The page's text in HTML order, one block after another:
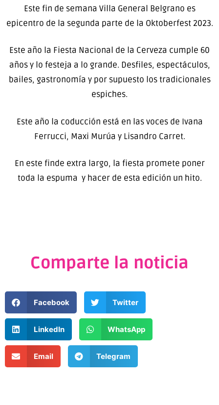
Este fin de semana Villa General Belgrano es
epicentro de la segunda parte de la Oktoberfest 2023.
Este año la Fiesta Nacional de la Cerveza cumple 60
años y lo festeja a lo grande. Desfiles, espectáculos,
bailes, gastronomía y por supuesto los tradicionales
espiches.
Este año la coducción está en las voces de Ivana
Ferrucci, Maxi Murúa y Lisandro Carret.
En este finde extra largo, la fiesta promete poner
toda la espuma y hacer de esta edición un hito.
Comparte la noticia
Facebook Twitter
LinkedIn WhatsApp
Email Telegram